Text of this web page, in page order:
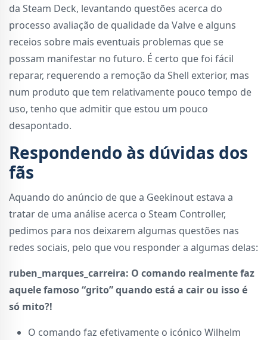
da Steam Deck, levantando questões acerca do
processo avaliação de qualidade da Valve e alguns
receios sobre mais eventuais problemas que se
possam manifestar no futuro. É certo que foi fácil
reparar, requerendo a remoção da Shell exterior, mas
num produto que tem relativamente pouco tempo de
uso, tenho que admitir que estou um pouco
desapontado.
Respondendo às dúvidas dos
fãs
Aquando do anúncio de que a Geekinout estava a
tratar de uma análise acerca o Steam Controller,
pedimos para nos deixarem algumas questões nas
redes sociais, pelo que vou responder a algumas delas:
ruben_marques_carreira: O comando realmente faz
aquele famoso “grito” quando está a cair ou isso é
só mito?!
O comando faz efetivamente o icónico Wilhelm